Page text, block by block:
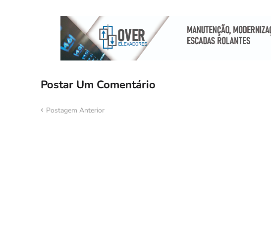
Postar Um Comentário
Postagem Anterior